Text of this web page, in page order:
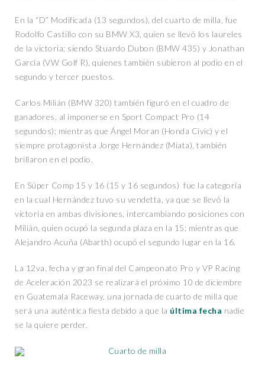
En la “D” Modificada (13 segundos), del cuarto de milla, fue
Rodolfo Castillo con su BMW X3, quien se llevó los laureles
de la victoria; siendo Stuardo Dubon (BMW 435) y Jonathan
García (VW Golf R), quienes también subieron al podio en el
segundo y tercer puestos.
Carlos Milián (BMW 320) también figuró en el cuadro de
ganadores, al imponerse en Sport Compact Pro (14
segundos); mientras que Ángel Moran (Honda Civic) y el
siempre protagonista Jorge Hernández (Miata), también
brillaron en el podio.
En Súper Comp 15 y 16 (15 y 16 segundos) fue la categoría
en la cual Hernández tuvo su vendetta, ya que se llevó la
victoria en ambas divisiones, intercambiando posiciones con
Milián, quien ocupó la segunda plaza en la 15; mientras que
Alejandro Acuña (Abarth) ocupó el segundo lugar en la 16.
La 12va. fecha y gran final del Campeonato Pro y VP Racing
de Aceleración 2023 se realizará el próximo 10 de diciembre
en Guatemala Raceway, una jornada de cuarto de milla que
será una auténtica fiesta debido a que la última fecha nadie
se la quiere perder.